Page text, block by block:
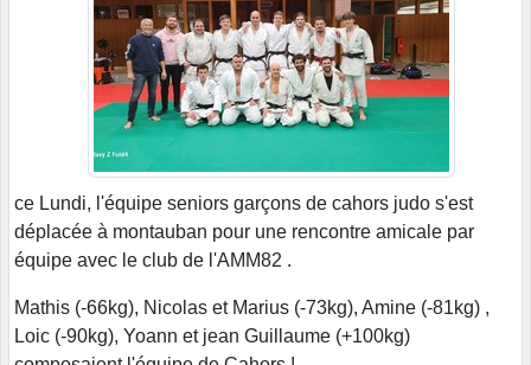
ce Lundi, l'équipe seniors garçons de cahors judo s'est
déplacée à montauban pour une rencontre amicale par
équipe avec le club de l'AMM82 .
Mathis (-66kg), Nicolas et Marius (-73kg), Amine (-81kg) ,
Loic (-90kg), Yoann et jean Guillaume (+100kg)